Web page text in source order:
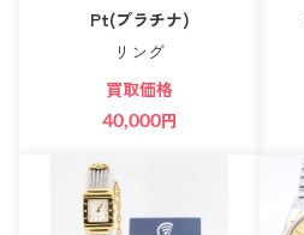
Pt(プラチナ)
リング
買取価格
40,000円